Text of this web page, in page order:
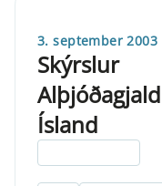
3. september 2003
Skýrslur
Ísland